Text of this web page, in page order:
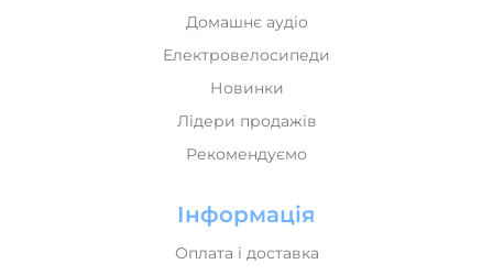
Домашнє аудіо
Електровелосипеди
Новинки
Лідери продажів
Рекомендуємо
Інформація
Оплата і доставка